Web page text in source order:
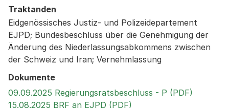
Traktanden
Eidgenössisches Justiz- und Polizeidepartement
EJPD; Bundesbeschluss über die Genehmigung der
Änderung des Niederlassungsabkommens zwischen
der Schweiz und Iran; Vernehmlassung
Dokumente
09.09.2025 Regierungsratsbeschluss - P (PDF)
15.08.2025 BRF an EJPD (PDF)